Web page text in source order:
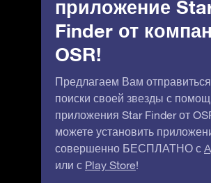
приложение
Finder от
OSR!
Предлагаем Вам
поиски своей звезды с
приложения Star Finder от
можете установить
совершенно БЕСПЛАТНО с
или с Play Store!